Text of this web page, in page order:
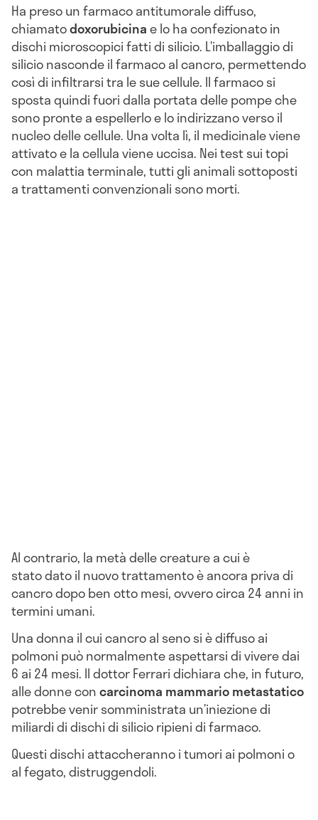
Ha preso un farmaco antitumorale diffuso,
chiamatodoxorubicinae lo ha confezionato in
dischi microscopici fatti di silicio. L’imballaggio di
silicio nasconde il farmaco al cancro, permettendo
così di infiltrarsi tra le sue cellule. Il farmaco si
sposta quindi fuori dalla portata delle pompe che
sono pronte a espellerlo e lo indirizzano verso il
nucleo delle cellule. Una volta lì, il medicinale viene
attivato e la cellula viene uccisa. Nei test sui topi
con malattia terminale, tutti gli animali sottoposti
a trattamenti convenzionali sono morti.
Al contrario, la metà delle creature a cui è
stato dato il nuovo trattamento è ancora priva di
cancro dopo ben otto mesi, ovvero circa 24 anni in
termini umani.
Una donna il cui cancro al seno si è diffuso ai
polmoni può normalmente aspettarsi di vivere dai
6 ai 24 mesi. Il dottor Ferrari dichiara che, in futuro,
alle donne concarcinoma mammariometastatico
potrebbe venir somministrata un’iniezione di
miliardi di dischi di silicio ripieni di farmaco.
Questi dischi attaccheranno i tumori ai polmoni o
al fegato, distruggendoli.